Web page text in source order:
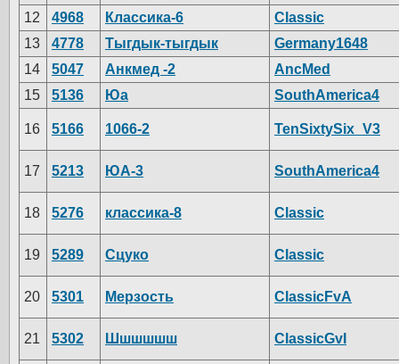
12
4968 Классика-6
Classic
13
4778 Тыгдык-тыгдык
Germany1648
14
5047 Анкмед -2
AncMed
15
5136 Юа SouthAmerica4
16 5166 1066-2 TenSixtySix_V3
17 5213 ЮА-3 SouthAmerica4
18 5276 классика-8 Classic
19 5289 Сцуко Classic
20 5301 Мерзость ClassicFvA
21 5302 Шшшшшш ClassicGvI